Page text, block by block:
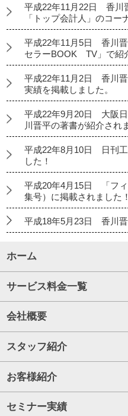
平成22年11月22日 香川
「トップ会計人」のコー
平成22年11月5日 香川
セラーBOOK TV」で紹
平成22年11月2日 香川
実績を掲載しました。
平成22年9月20日 大阪
川晋平の著書が紹介され
平成22年8月10日 日刊
した！
平成20年4月15日 「フ
集号）に掲載されました！
平成18年5月23日 香川晋
ホーム
サービス料金一覧
会社概要
スタッフ紹介
お客様紹介
セミナー実績